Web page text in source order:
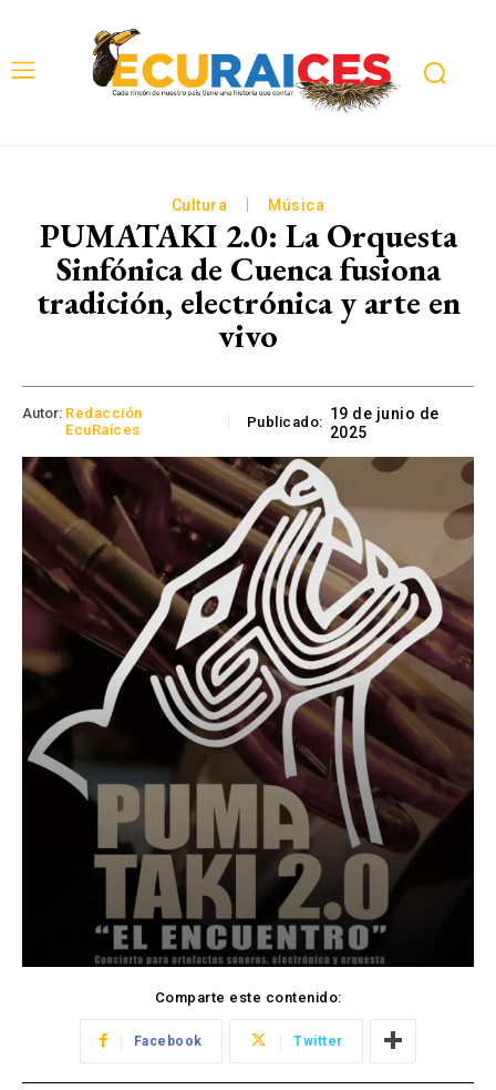
Cultura Música
PUMATAKI 2.0: La Orquesta
Sinfónica de Cuenca fusiona
tradición, electrónica y arte en
vivo
Autor: Redacción
EcuRaíces
Publicado: 19 de junio de
2025
Comparte este contenido:
Facebook Twitter